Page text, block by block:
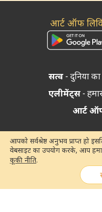
आर्ट ऑफ
© 2026
सत्व - दुनिया
एलीमेंट्स-
आर्ट ऑफ
आपको सर्वश्रेष्ठ अनुभव प्राप्त हो
वेबसाइट का उपयोग करके, आप
कूकी नीति.